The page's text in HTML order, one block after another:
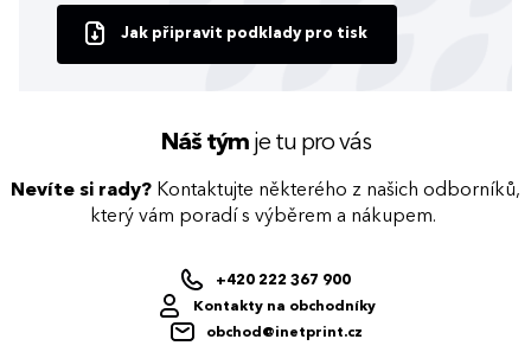
Jak připravit podklady pro tisk
Náš týmje tu pro vás
Nevíte si rady? Kontaktujte některého z našich odborníků,
který vám poradí s výběrem a nákupem.
+420 222 367 900
Kontakty na obchodníky
obchod@inetprint.cz